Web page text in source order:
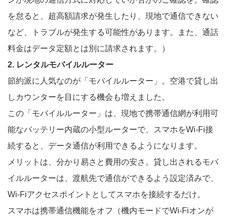
を怠ると、超高額請求が発生したり、現地で通信できない
など、トラブルが発生する可能性があります。また、通話
料金はデータ定額とは別に請求されます。）
2. レンタルモバイルルーター
節約派に人気なのが「モバイルルーター」。空港で貸し出
しカウンターを目にする機会も増えました。
この「モバイルルーター」は、現地で携帯通信網が利用可
能なバッテリー内蔵の小型ルーターで、スマホをWi-Fi接
続すると、データ通信が利用できるようになります。
メリットは、分かり易さと費用の安さ。貸し出されるモバ
イルルーターは、渡航先で通信ができるよう設定済みで、
Wi-Fiアクセスポイントとしてスマホを接続するだけ。
スマホは携帯通信機能をオフ（機内モードでWi-Fiオンが